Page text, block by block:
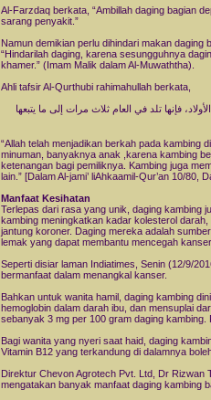
Al-Farzdaq berkata, “Ambillah daging bagian
sarang penyakit.”
Namun demikian perlu dihindari makan
“Hindarilah daging, karena sesungguhnya
khamer.” (Imam Malik dalam Al-Muwaththa).
Ahli tafsir Al-Qurthubi rahimahullah berkata,
فإنها تلد في العام ثلاث مرات إلى ما يتبعها
“Allah telah menjadikan berkah pada kambing
minuman, banyaknya anak ,karena kambing
ketenangan bagi pemiliknya. Kambing juga
lain.” [Dalam Al-jami’ liAhkaamil-Qur’an 10/
Manfaat Kesihatan
Terlepas dari rasa yang unik, daging kambing
kambing meningkatkan kadar kolesterol
jantung koroner. Daging mereka adalah
lemak yang dapat membantu mencegah
Seperti disiar laman Indiatimes, Senin (12/9/
bermanfaat dalam menangkal kanser.
Bahkan untuk wanita hamil, daging kambing
hemoglobin dalam darah ibu, dan mensuplai
sebanyak 3 mg per 100 gram daging
Bagi wanita yang nyeri saat haid, daging
Vitamin B12 yang terkandung di dalamnya
Direktur Chevon Agrotech Pvt. Ltd, Dr Rizwan
mengatakan banyak manfaat daging kambing